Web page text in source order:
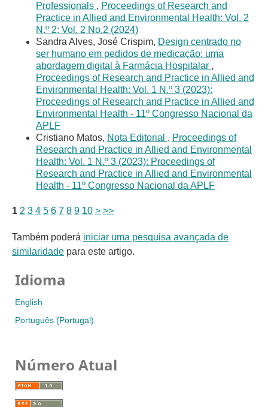
Professionals , Proceedings of Research and
Practice in Allied and Environmental Health: Vol. 2
N.º 2: Vol. 2 No.2 (2024)
Sandra Alves, José Crispim, Design centrado no
ser humano em pedidos de medicação: uma
abordagem digital à Farmácia Hospitalar ,
Proceedings of Research and Practice in Allied and
Environmental Health: Vol. 1 N.º 3 (2023):
Proceedings of Research and Practice in Allied and
Environmental Health - 11º Congresso Nacional da
APLF
Cristiano Matos, Nota Editorial , Proceedings of
Research and Practice in Allied and Environmental
Health: Vol. 1 N.º 3 (2023): Proceedings of
Research and Practice in Allied and Environmental
Health - 11º Congresso Nacional da APLF
1 2 3 4 5 6 7 8 9 10 > >>
Também poderá iniciar uma pesquisa avançada de
similaridadepara este artigo.
Idioma
English
Português (Portugal)
Número Atual